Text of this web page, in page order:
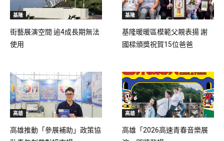
基隆
街藝展演空間 逾4成長期無法
使用
基隆
基隆暖暖區模範父親表揚 謝
國樑頒獎祝賀15位爸爸
高雄
高雄推動「參展補助」政策協
高雄
高雄「2026高速青春音樂展